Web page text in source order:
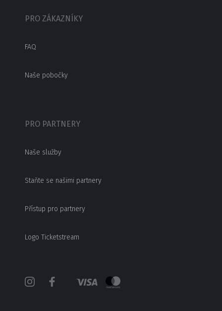
PRO ZÁKAZNÍKY
FAQ
Naše pobočky
PRO PARTNERY
Naše služby
Staňte se našimi partnery
Přístup pro partnery
Logo Ticketstream